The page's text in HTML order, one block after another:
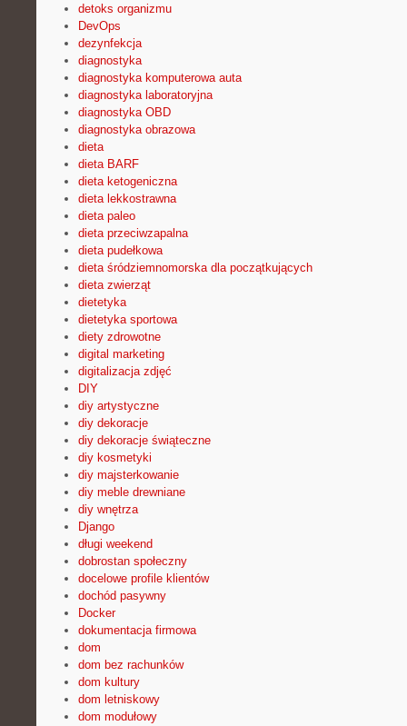
detoks organizmu
DevOps
dezynfekcja
diagnostyka
diagnostyka komputerowa auta
diagnostyka laboratoryjna
diagnostyka OBD
diagnostyka obrazowa
dieta
dieta BARF
dieta ketogeniczna
dieta lekkostrawna
dieta paleo
dieta przeciwzapalna
dieta pudełkowa
dieta śródziemnomorska dla początkujących
dieta zwierząt
dietetyka
dietetyka sportowa
diety zdrowotne
digital marketing
digitalizacja zdjęć
DIY
diy artystyczne
diy dekoracje
diy dekoracje świąteczne
diy kosmetyki
diy majsterkowanie
diy meble drewniane
diy wnętrza
Django
długi weekend
dobrostan społeczny
docelowe profile klientów
dochód pasywny
Docker
dokumentacja firmowa
dom
dom bez rachunków
dom kultury
dom letniskowy
dom modułowy